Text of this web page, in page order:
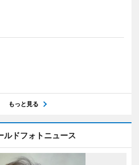
もっと見る
ルドフォトニュース